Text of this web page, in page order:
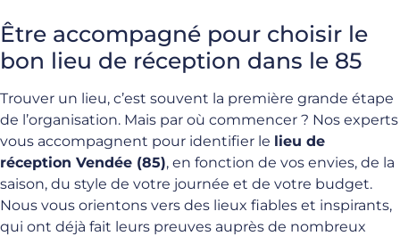
Être accompagné pour choisir le
bon lieu de réception dans le 85
Trouver un lieu, c’est souvent la première grande étape
de l’organisation. Mais par où commencer ? Nos experts
vous accompagnent pour identifier le lieu de
réception Vendée (85), en fonction de vos envies, de la
saison, du style de votre journée et de votre budget.
Nous vous orientons vers des lieux fiables et inspirants,
qui ont déjà fait leurs preuves auprès de nombreux